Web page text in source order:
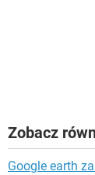
Zobacz
Google earth